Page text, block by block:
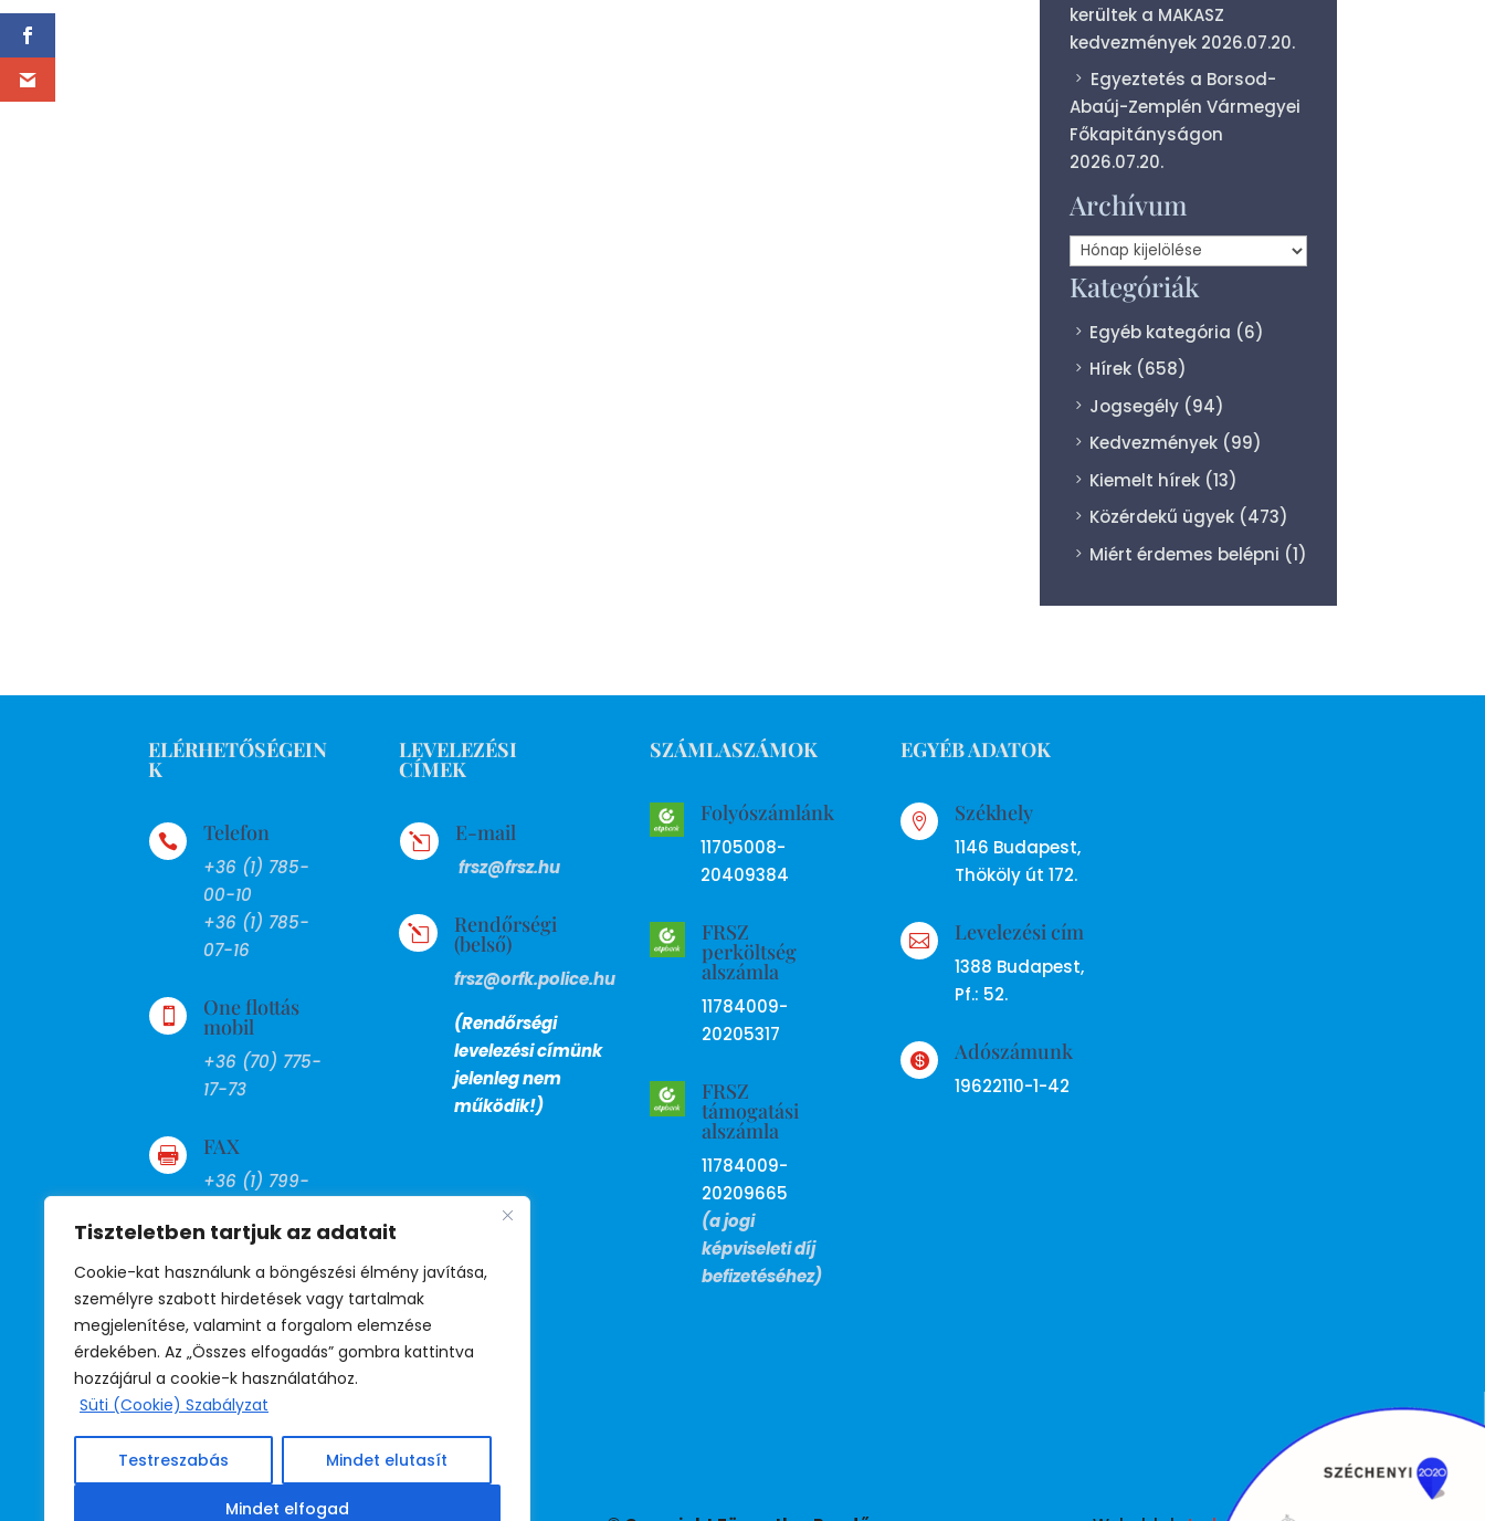
Tiszteletben tartjuk az adatait
Cookie-kat használunk a böngészési élmény javítása,
személyre szabott hirdetések vagy tartalmak
megjelenítése, valamint a forgalom elemzése
érdekében. Az „Összes elfogadás” gombra kattintva
hozzájárul a cookie-k használatához.
Süti (Cookie) Szabályzat
Testreszabás Mindet elutasít
Mindet elfogad
kerültek a MAKASZ
kedvezmények 2026.07.20.
Egyeztetés a Borsod-
Abaúj-Zemplén Vármegyei
Főkapitányságon
2026.07.20.
Archívum
Archívum
Kategóriák
Egyéb kategória (6)
Hírek(658)
Jogsegély(94)
Kedvezmények(99)
Kiemelt hírek(13)
Közérdekű ügyek(473)
Miért érdemes belépni (1)
ELÉRHETŐSÉGEIN
K
 Telefon
+36 (1) 785-
00-10
+36 (1) 785-
07-16
 One flottás
mobil
+36 (70) 775-
17-73
 FAX
+36 (1) 799-
 BM telefon
39-530
(titkárság)
39-531
(jogsegély)
39-532
(irodavezető)
LEVELEZÉSI
CÍMEK
l E-mail
frsz@frsz.hu
l Rendőrségi
(belső)
frsz@orfk.police.hu
(Rendőrségi
levelezési címünk
jelenleg nem
működik!)
SZÁMLASZÁMOK
Folyószámlánk
11705008-
20409384
FRSZ
perköltség
alszámla
11784009-
20205317
FRSZ
támogatási
alszámla
11784009-
20209665
(a jogi
képviseleti díj
befizetéséhez)
EGYÉB ADATOK
 Székhely
1146 Budapest,
Thököly út 172.
 Levelezési cím
1388 Budapest,
Pf.: 52.
 Adószámunk
19622110-1-42